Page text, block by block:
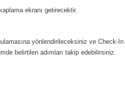
ekranı getirecektir.
yönlendirileceksiniz ve Check-In
belirtilen adımları takip edebilirsiniz.